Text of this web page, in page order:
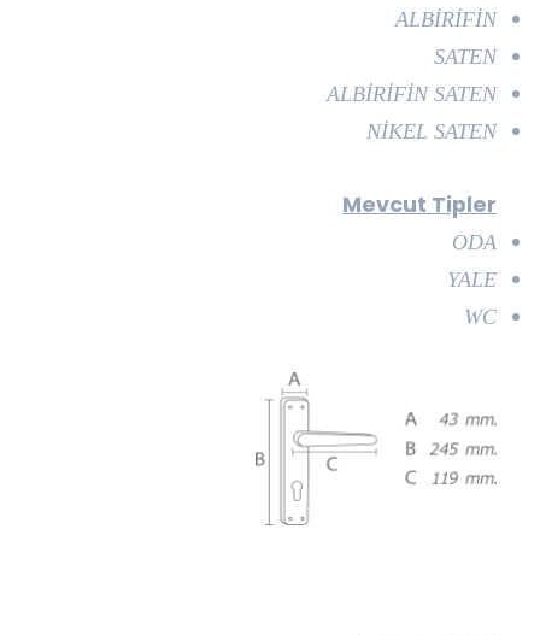
ALBİRİFİN
SATEN
ALBİRİFİN SATEN
NİKEL SATEN
Mevcut Tipler
ODA
YALE
WC